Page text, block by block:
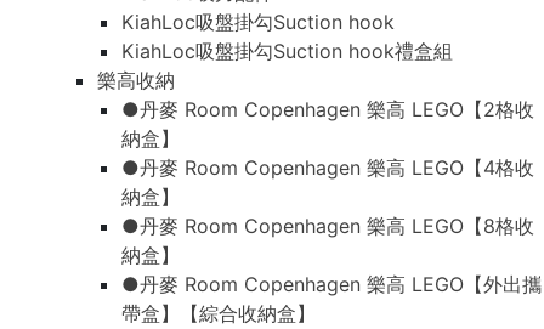
KiahLoc吸盤掛勾Suction hook
KiahLoc吸盤掛勾Suction hook禮盒組
樂高收納
●丹麥 Room Copenhagen 樂高 LEGO【2格收
納盒】
●丹麥 Room Copenhagen 樂高 LEGO【4格收
納盒】
●丹麥 Room Copenhagen 樂高 LEGO【8格收
納盒】
●丹麥 Room Copenhagen 樂高 LEGO【外出攜
帶盒】【綜合收納盒】